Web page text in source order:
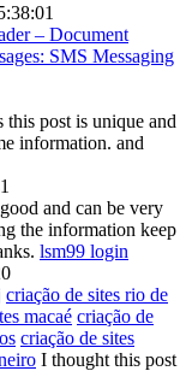
– Document
SMS Messaging
post is unique and
information. and
and can be very
the information keep
lsm99 login
criação de sites rio de
macaé criação de
criação de sites
I thought this post